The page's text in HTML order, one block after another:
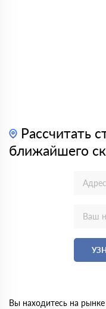
Рассчитать
ближайшего
Вы находитесь на